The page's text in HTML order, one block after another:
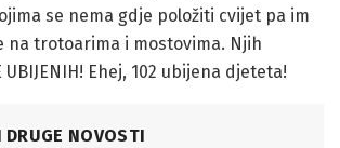
se nema gdje položiti cvijet pa im
na trotoarima i mostovima. Njih
UBIJENIH! Ehej, 102 ubijena djeteta!
DRUGE NOVOSTI